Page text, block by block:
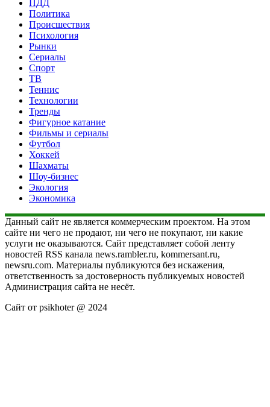
ПДД
Политика
Происшествия
Психология
Рынки
Сериалы
Спорт
ТВ
Теннис
Технологии
Тренды
Фигурное катание
Фильмы и сериалы
Футбол
Хоккей
Шахматы
Шоу-бизнес
Экология
Экономика
Данный сайт не является коммерческим проектом. На этом
сайте ни чего не продают, ни чего не покупают, ни какие
услуги не оказываются. Сайт представляет собой ленту
новостей RSS канала news.rambler.ru, kommersant.ru,
newsru.com. Материалы публикуются без искажения,
ответственность за достоверность публикуемых новостей
Администрация сайта не несёт.
Сайт от psikhoter @ 2024